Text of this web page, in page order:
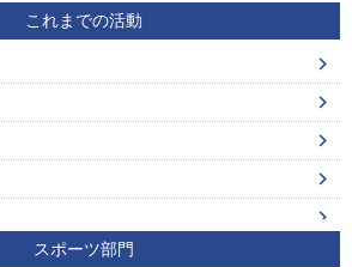
これまでの活動
スポーツ部門